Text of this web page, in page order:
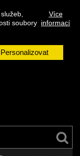
soubory
Více
informací
Personalizovat
Kontakt
se